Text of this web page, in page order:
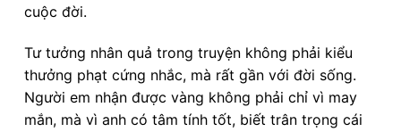
cuộc đời.
Tư tưởng nhân quả trong truyện không phải kiểu
thưởng phạt cứng nhắc, mà rất gần với đời sống.
Người em nhận được vàng không phải chỉ vì may
mắn, mà vì anh có tâm tính tốt, biết trân trọng cái